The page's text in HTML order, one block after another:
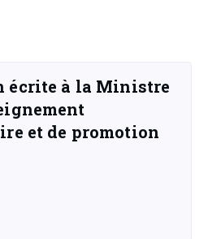
écrite à la Ministre
et de promotion